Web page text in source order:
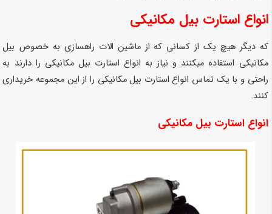
انواع استارت بیل مکانیکی
که دیگر هیچ یک از کسانی که از ماشین الات راهسازی به خصوص بیل
مکانیکی استفاده میکنند و نیاز به انواع استارت بیل مکانیکی را دارند به
راحتی و با یک تماس انواع استارت بیل مکانیکی را از این مجموعه خریداری
کنند.
انواع استارت بیل مکانیکی